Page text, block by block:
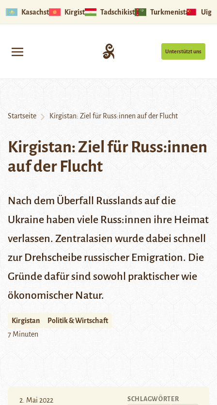
Kasachstan Kirgistan Tadschikistan Turkmenistan
Unterstützt uns
Startseite Kirgistan: Ziel für Russ:innen auf der Flucht
Kirgistan: Ziel für Russ:innen
auf der Flucht
Nach dem Überfall Russlands auf die
Ukraine haben viele Russ:innen ihre Heimat
verlassen. Zentralasien wurde dabei schnell
zur Drehscheibe russischer Emigration. Die
Gründe dafür sind sowohl praktischer wie
ökonomischer Natur.
Kirgistan
Politik & Wirtschaft
7 Minuten
2. Mai 2022 SCHLAGWÖRTER